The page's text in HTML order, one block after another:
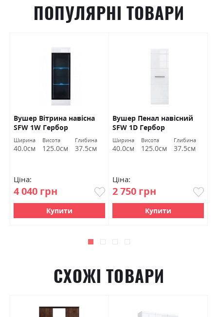
ПОПУЛЯРНІ ТОВАРИ
Вушер Вітрина навісна
SFW 1W Гербор
Ширина
40.0см
Висота
125.0см
Глибина
37.5см
Ціна:
4 040 грн
Купити
Вушер Пенал навісний
SFW 1D Гербор
Ширина
40.0см
Висота
125.0см
Глибина
37.5см
Ціна:
2 750 грн
Купити
СХОЖІ ТОВАРИ